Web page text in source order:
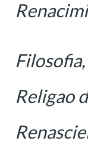
Religao